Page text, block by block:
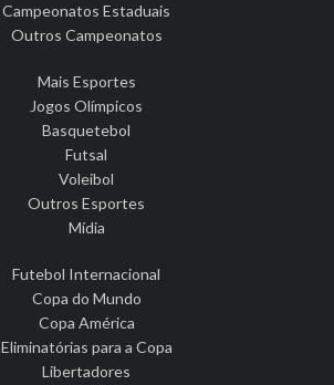
Campeonatos Estaduais
Outros Campeonatos
Mais Esportes
Jogos Olímpicos
Basquetebol
Futsal
Voleibol
Outros Esportes
Mídia
Futebol Internacional
Copa do Mundo
Copa América
Eliminatórias para a Copa
Libertadores